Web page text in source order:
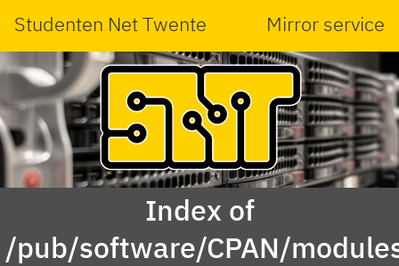
Studenten Net Twente Mirror service
Index of
/pub/software/CPAN/